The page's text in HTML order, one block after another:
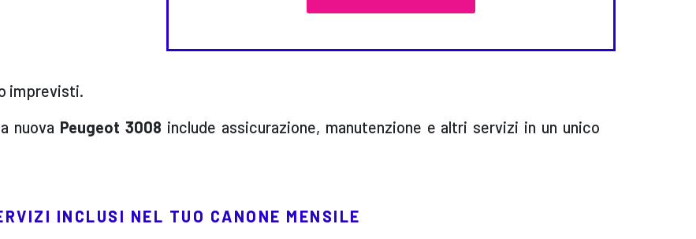
imprevisti.
nuova Peugeot 3008 include assicurazione, manutenzione e altri servizi in un unico
INCLUSI NEL TUO CANONE MENSILE